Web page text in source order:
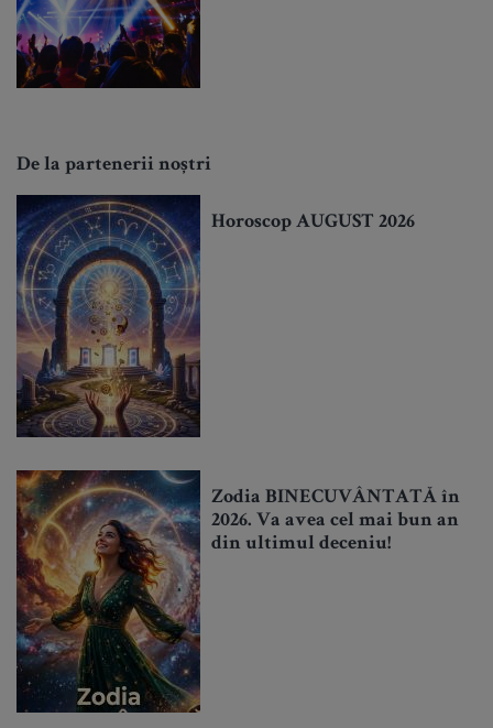
De la partenerii noștri
Horoscop AUGUST 2026
Zodia BINECUVÂNTATĂ în
2026. Va avea cel mai bun an
din ultimul deceniu!